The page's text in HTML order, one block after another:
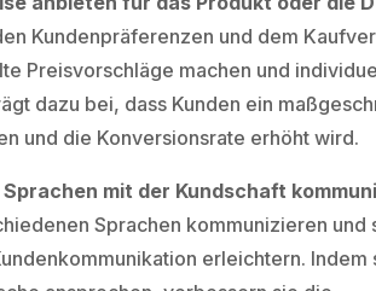
Kundenpräferenzen und dem
Preisvorschläge machen und
dazu bei, dass Kunden ein
und die Konversionsrate erhöht wird.
Sprachen mit der Kundschaft
Sprachen kommunizieren und
erleichtern. Indem